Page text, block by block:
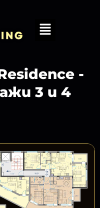
-
3 и 4